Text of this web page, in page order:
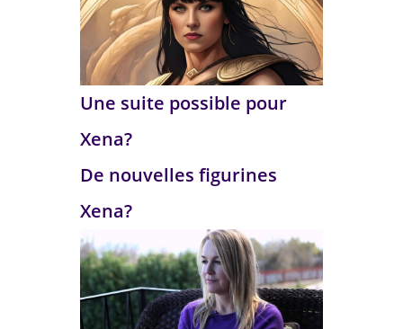
Une suite possible pour
Xena?
De nouvelles figurines
Xena?